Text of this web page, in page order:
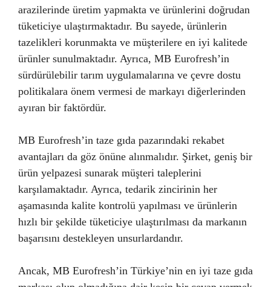
arazilerinde üretim yapmakta ve ürünlerini doğrudan
tüketiciye ulaştırmaktadır. Bu sayede, ürünlerin
tazelikleri korunmakta ve müşterilere en iyi kalitede
ürünler sunulmaktadır. Ayrıca, MB Eurofresh’in
sürdürülebilir tarım uygulamalarına ve çevre dostu
politikalara önem vermesi de markayı diğerlerinden
ayıran bir faktördür.
MB Eurofresh’in taze gıda pazarındaki rekabet
avantajları da göz önüne alınmalıdır. Şirket, geniş bir
ürün yelpazesi sunarak müşteri taleplerini
karşılamaktadır. Ayrıca, tedarik zincirinin her
aşamasında kalite kontrolü yapılması ve ürünlerin
hızlı bir şekilde tüketiciye ulaştırılması da markanın
başarısını destekleyen unsurlardandır.
Ancak, MB Eurofresh’in Türkiye’nin en iyi taze gıda